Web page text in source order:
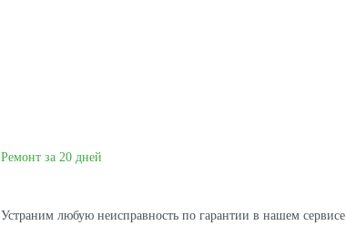
Ремонт за 20 дней
Устраним любую неисправность по гарантии в нашем сервисе